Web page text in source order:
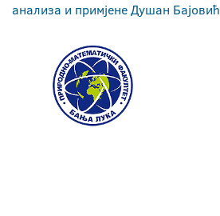
анализа и примјене Душан Бајовић